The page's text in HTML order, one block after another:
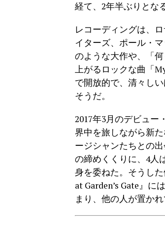
経て、2年半ぶりとな
レコーディングは、
イターズ、ポール・
のような大作や、「
上がるロックな曲「
で開放的で、清々し
そうだ。
2017年3月のデビュー
界中を旅しながら新
ージシャンたちとの
の締めくくりに、4人
身を委ねた。そうし
at Garden’s Gate』
まり、他の人が置か